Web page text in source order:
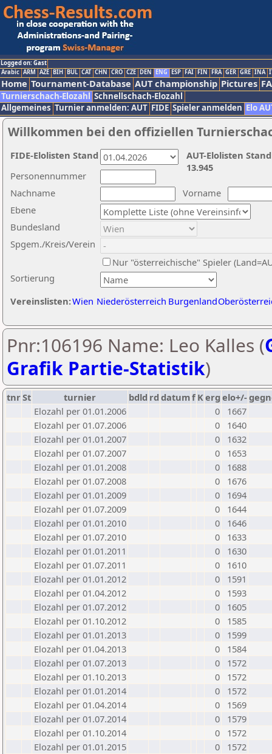
Logged on: Gast
Arabic ARM AZE BIH BUL CAT CHN CRO CZE DEN ENG ESP FAI FIN FRA GER GRE INA
Home Tournament-Database AUT championship Pictures
Turnierschach-Elozahl Schnellschach-Elozahl
Allgemeines Turnier anmelden: AUT FIDE Spieler anmelden Elo
Willkommen bei den offiziellen
Nachname
Vorname
Ebene
Sortierung
Personennummer
Bundesland
Spgem./Kreis/Verein
Nur "österreichische" Spieler
Vereinslisten:Wien Niederösterreich Burgenland
AUT-Elolisten
13.945
FIDE-Elolisten Stand
Pnr:106196 Name: Leo Kalles (
Grafik Partie-Statistik)
tnrSt turnier bdld rd datumf Kerg elo+/-
Elozahl per 01.01.2006
0
1667
Elozahl per 01.07.2006
0
1640
Elozahl per 01.01.2007
0
1632
Elozahl per 01.07.2007
0
1653
Elozahl per 01.01.2008
0
1688
Elozahl per 01.07.2008
0
1676
Elozahl per 01.01.2009
0
1694
Elozahl per 01.07.2009
0
1644
Elozahl per 01.01.2010
0
1646
Elozahl per 01.07.2010
0
1633
Elozahl per 01.01.2011
0
1630
Elozahl per 01.07.2011
0
1610
Elozahl per 01.01.2012
0
1591
Elozahl per 01.04.2012
0
1593
Elozahl per 01.07.2012
0
1605
Elozahl per 01.10.2012
0
1585
Elozahl per 01.01.2013
0
1599
Elozahl per 01.04.2013
0
1584
Elozahl per 01.07.2013
0
1572
Elozahl per 01.10.2013
0
1572
Elozahl per 01.01.2014
0
1572
Elozahl per 01.04.2014
0
1569
Elozahl per 01.07.2014
0
1579
Elozahl per 01.10.2014
0
1572
Elozahl per 01.01.2015
0
1572